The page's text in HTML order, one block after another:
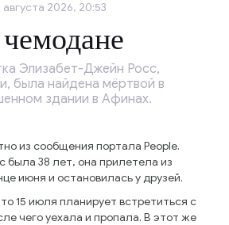
августа 2026, 20:53
Элизабет-Джейн Росс,
была найдена мёртвой в
здании в Афинах.
из сообщения портала People.
38 лет, она прилетела из
июня и остановилась у друзей.
15 июля планирует встретиться с
чего уехала и пропала. В этот же